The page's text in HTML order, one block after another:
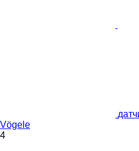
Vögele
4